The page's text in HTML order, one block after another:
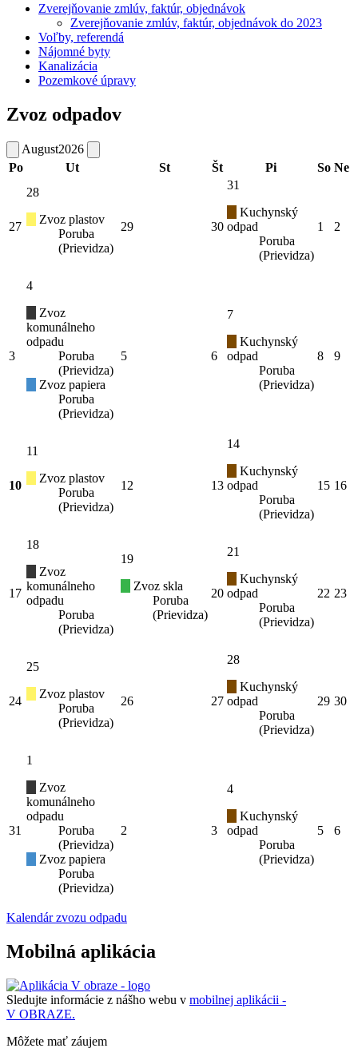
Zverejňovanie zmlúv, faktúr, objednávok
Zverejňovanie zmlúv, faktúr, objednávok do 2023
Voľby, referendá
Nájomné byty
Kanalizácia
Pozemkové úpravy
Zvoz odpadov
August2026
Po
Ut St Št Pi So Ne
27
28
Zvoz plastov
Poruba
(Prievidza)
29 30
31
Kuchynský
odpad
Poruba
(Prievidza)
1 2
3
4
Zvoz
komunálneho
odpadu
Poruba
(Prievidza)
Zvoz papiera
Poruba
(Prievidza)
5 6
7
Kuchynský
odpad
Poruba
(Prievidza)
8 9
10
11
Zvoz plastov
Poruba
(Prievidza)
12 13
14
Kuchynský
odpad
Poruba
(Prievidza)
15 16
17
18
Zvoz
komunálneho
odpadu
Poruba
(Prievidza)
19
Zvoz skla
Poruba
(Prievidza)
20
21
Kuchynský
odpad
Poruba
(Prievidza)
22 23
24
25
Zvoz plastov
Poruba
(Prievidza)
26 27
28
Kuchynský
odpad
Poruba
(Prievidza)
29 30
31
1
Zvoz
komunálneho
odpadu
Poruba
(Prievidza)
Zvoz papiera
Poruba
(Prievidza)
2 3
4
Kuchynský
odpad
Poruba
(Prievidza)
5 6
Kalendár zvozu odpadu
Mobilná aplikácia
Sledujte informácie z nášho webu v mobilnej aplikácii -
V OBRAZE.
Môžete mať záujem